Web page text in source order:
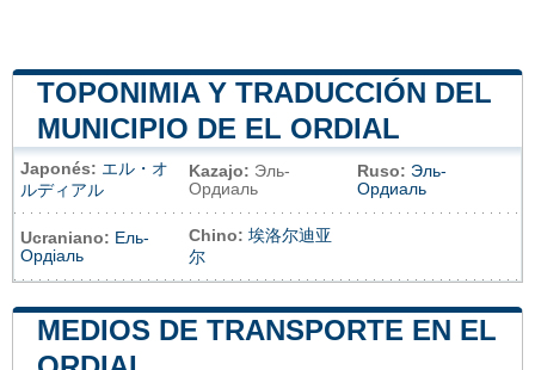
TOPONIMIA Y TRADUCCIÓN DEL
MUNICIPIO DE EL ORDIAL
Japonés: エル・オ
ルディアル
Kazajo: Эль-
Ордиаль
Ruso: Эль-
Ордиаль
Ucraniano: Ель-
Ордіаль
Chino: 埃洛尔迪亚
尔
MEDIOS DE TRANSPORTE EN EL